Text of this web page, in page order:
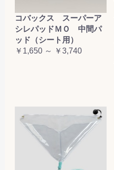
コバックス スーパーア
シレパッドＭＯ 中間パ
ッド（シート用）
￥1,650 ～ ￥3,740